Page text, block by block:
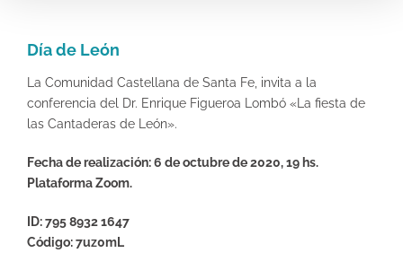
Día de León
La Comunidad Castellana de Santa Fe, invita a la
conferencia del Dr. Enrique Figueroa Lombó «La fiesta de
las Cantaderas de León».
Fecha de realización: 6 de octubre de 2020, 19 hs.
Plataforma Zoom.
ID: 795 8932 1647
Código: 7uz0mL